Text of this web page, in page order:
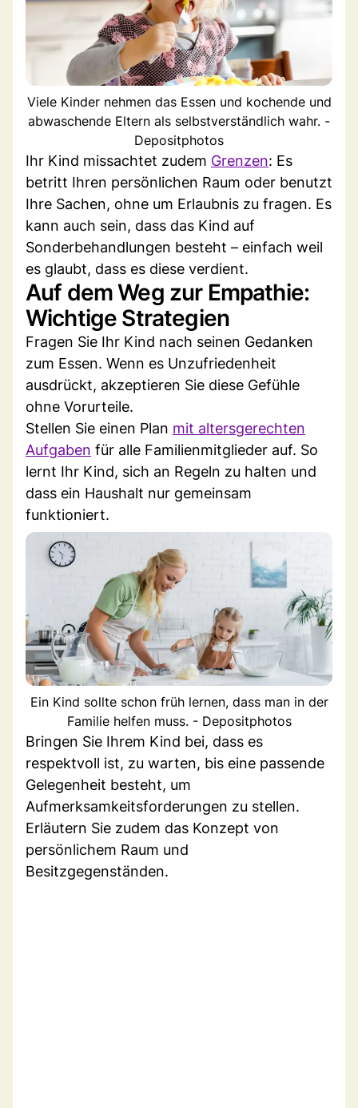
Viele Kinder nehmen das Essen und kochende und
abwaschende Eltern als selbstverständlich wahr. -
Depositphotos
Ihr Kind missachtet zudem Grenzen: Es
betritt Ihren persönlichen Raum oder benutzt
Ihre Sachen, ohne um Erlaubnis zu fragen. Es
kann auch sein, dass das Kind auf
Sonderbehandlungen besteht – einfach weil
es glaubt, dass es diese verdient.
Auf dem Weg zur Empathie:
Wichtige Strategien
Fragen Sie Ihr Kind nach seinen Gedanken
zum Essen. Wenn es Unzufriedenheit
ausdrückt, akzeptieren Sie diese Gefühle
ohne Vorurteile.
Stellen Sie einen Plan mit altersgerechten
Aufgaben für alle Familienmitglieder auf. So
lernt Ihr Kind, sich an Regeln zu halten und
dass ein Haushalt nur gemeinsam
funktioniert.
Ein Kind sollte schon früh lernen, dass man in der
Familie helfen muss. - Depositphotos
Bringen Sie Ihrem Kind bei, dass es
respektvoll ist, zu warten, bis eine passende
Gelegenheit besteht, um
Aufmerksamkeitsforderungen zu stellen.
Erläutern Sie zudem das Konzept von
persönlichem Raum und
Besitzgegenständen.